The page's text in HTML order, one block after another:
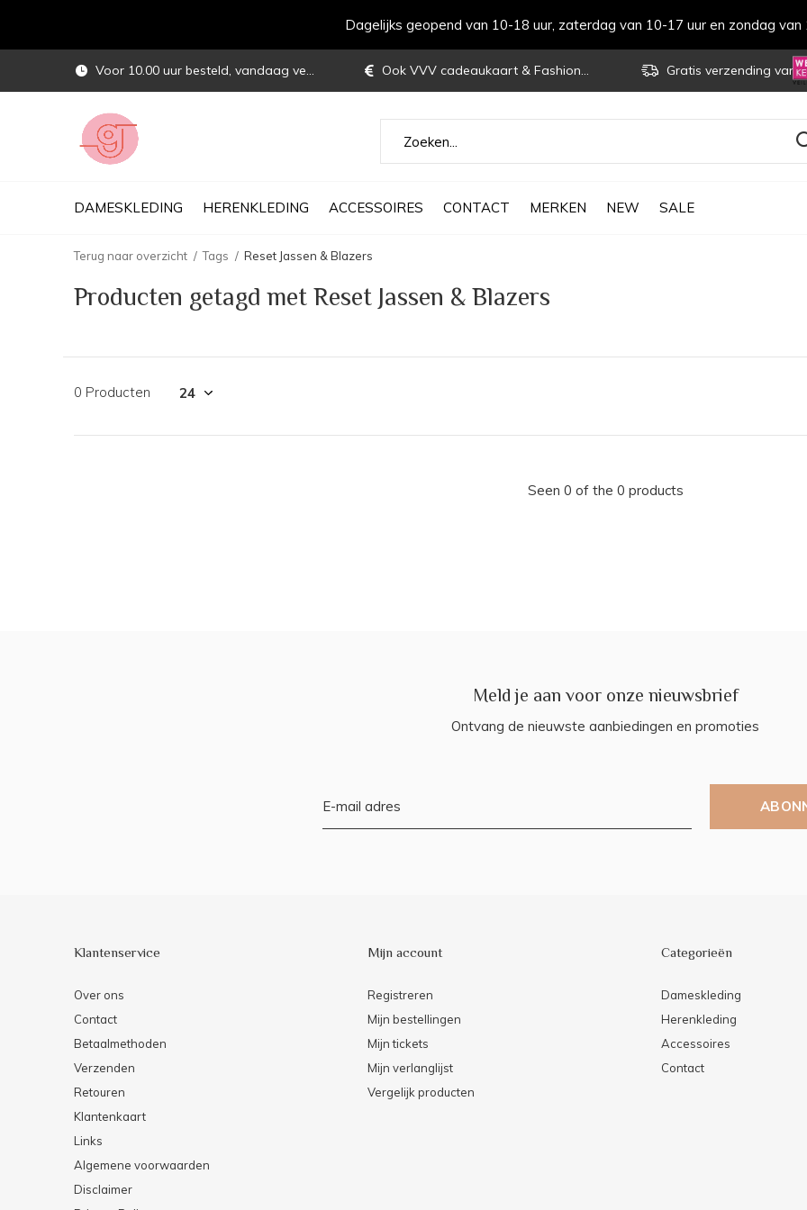
DAMESKLEDING HERENKLEDING ACCESSOIRES CONTACT MERKEN NEW SALE
Voor 10.00 uur besteld, vandaag verstuurd Ook VVV cadeaukaart & Fashioncheque Gratis verzending vanaf €
Dagelijks geopend van 10-18 uur, zaterdag van 10-17 uur en zondag van
Terug naar overzicht Tags Reset Jassen & Blazers
Producten getagd met Reset Jassen & Blazers
0 Producten
Seen 0 of the 0 products
Meld je aan voor onze nieuwsbrief
Ontvang de nieuwste aanbiedingen en promoties
Klantenservice
Over ons
Contact
Betaalmethoden
Verzenden
Retouren
Klantenkaart
Links
Algemene voorwaarden
Disclaimer
Mijn account
Registreren
Mijn bestellingen
Mijn tickets
Mijn verlanglijst
Vergelijk producten
Categorieën
Dameskleding
Herenkleding
Accessoires
Contact